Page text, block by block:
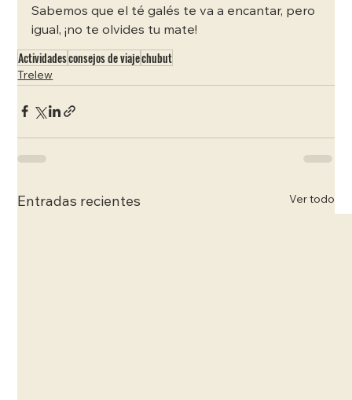
Sabemos que el té galés te va a encantar, pero
igual, ¡no te olvides tu mate!
Actividadesconsejos de viajechubut
Trelew
Entradas recientes Ver todo